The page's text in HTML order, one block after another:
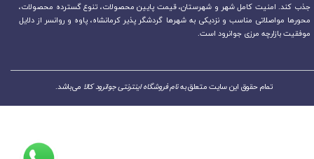
جذب کند. امنیت کامل شهر و شهرستان، قیمت پایین محصولات، تنوع گسترده محصولات،
محورها مواصلاتی مناسب و نزدیکی به شهرها گردشگر پذیر کرمانشاه، پاوه و روانسر از دلایل
موفقیت بازارچه مرزی جوانرود است.
تمام حقوق این سایت متعلق بهنام فروشگاه اینترنتی جوانرود کالا می‌باشد.